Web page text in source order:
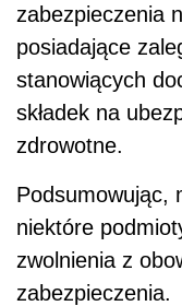
zabezpieczenia
posiadające
stanowiących
składek na
zdrowotne.
Podsumowując,
niektóre
zwolnienia z
zabezpieczenia.